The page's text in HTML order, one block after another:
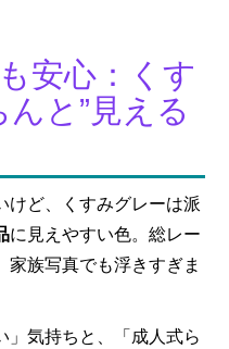
安心：くす
と”見える
けど、くすみグレーは派
に見えやすい色。総レー
家族写真でも浮きすぎま
」気持ちと、「成人式ら